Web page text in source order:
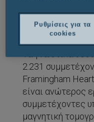
δομή και
2.231
Framingham
είναι ανώτερος
συμμετέχοντες
μαγνητική
Ρυθμίσεις για τα
cookies